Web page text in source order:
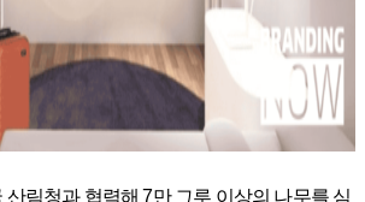
산림청과 협력해 7만 그루 이상의 나무를 심